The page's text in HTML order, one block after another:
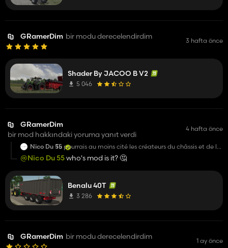
GRamerDim bir modu derecelendirdim 3 hafta önce
Shader By JACOO B V2
5 046
GRamerDim
bir mod hakkındaki yoruma yanıt verdi
4 hafta önce
Nico Du 55Tu pourrais au moins cité les créateurs du châssis et de la
caisse que tu as pris pour faire ton assemblage...
@Nico Du 55who's mod is it? 🤔
Benalu 40T
3 286
GRamerDim bir modu derecelendirdim 1 ay önce